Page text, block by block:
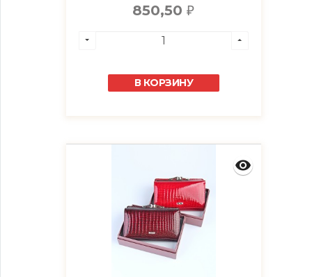
850,50₽
В КОРЗИНУ